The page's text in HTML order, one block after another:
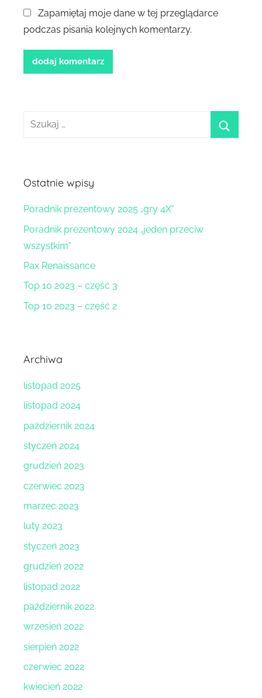
Zapamiętaj moje dane w tej przeglądarce
podczas pisania kolejnych komentarzy.
Szukaj:
Ostatnie wpisy
Poradnik prezentowy 2025 „gry 4X”
Poradnik prezentowy 2024 „jeden przeciw
wszystkim”
Pax Renaissance
Top 10 2023 – część 3
Top 10 2023 – część 2
Archiwa
listopad 2025
listopad 2024
październik 2024
styczeń 2024
grudzień 2023
czerwiec 2023
marzec 2023
luty 2023
styczeń 2023
grudzień 2022
listopad 2022
październik 2022
wrzesień 2022
sierpień 2022
czerwiec 2022
kwiecień 2022